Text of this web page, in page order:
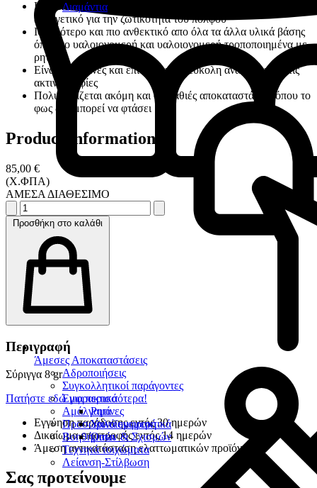
Διαμάντια
Άμεσες Αποκαταστάσεις
Αδροποιήσεις
Συγκολλητικοί παράγοντες
Εμφρακτικά
Ρητίνες
Υαλοϊονομερή
Οπών & Σχισμών
Αμάλγαμα
Προσωρινά εμφρακτικά
Βοηθήματα
Τεχνητά τοιχώματα
Λείανση-Στίλβωση
Η απελευθέρωση ασβεστίου δημιουργεί αλκαλικό PH ,
ευεργετικό για την ζωτικότητα του πολφού
Ισχυρότερο και πιο ανθεκτικό απο όλα τα άλλα υλικά βάσης
όπως το υαλοιονομερή και υαλοιονομερή τροποποιημένα με
ρητίνη
Είναι αδιαφανές και επιτρέπει την εύκολη αναγνώριση στις
ακτινογραφίες
Πολυμερίζεται ακόμη και σε βαθιές αποκαταστάσεις όπου το
φως δεν μπορεί να φτάσει
Product information
85,00 €
(Χ.ΦΠΑ)
ΑΜΕΣΑ ΔΙΑΘΕΣΙΜΟ
Προσθήκη στο καλάθι
Περιγραφή
Σύριγγα 8 gr
Πατήστε εδώ για περισσότερα!
Εγγύηση παράδοσης εντός 30 ημερών
Δικαίωμα επιστροφής εντός 14 ημερών
Άμεση αντικατάσταση ελαττωματικών προϊόντων
Σας προτείνουμε